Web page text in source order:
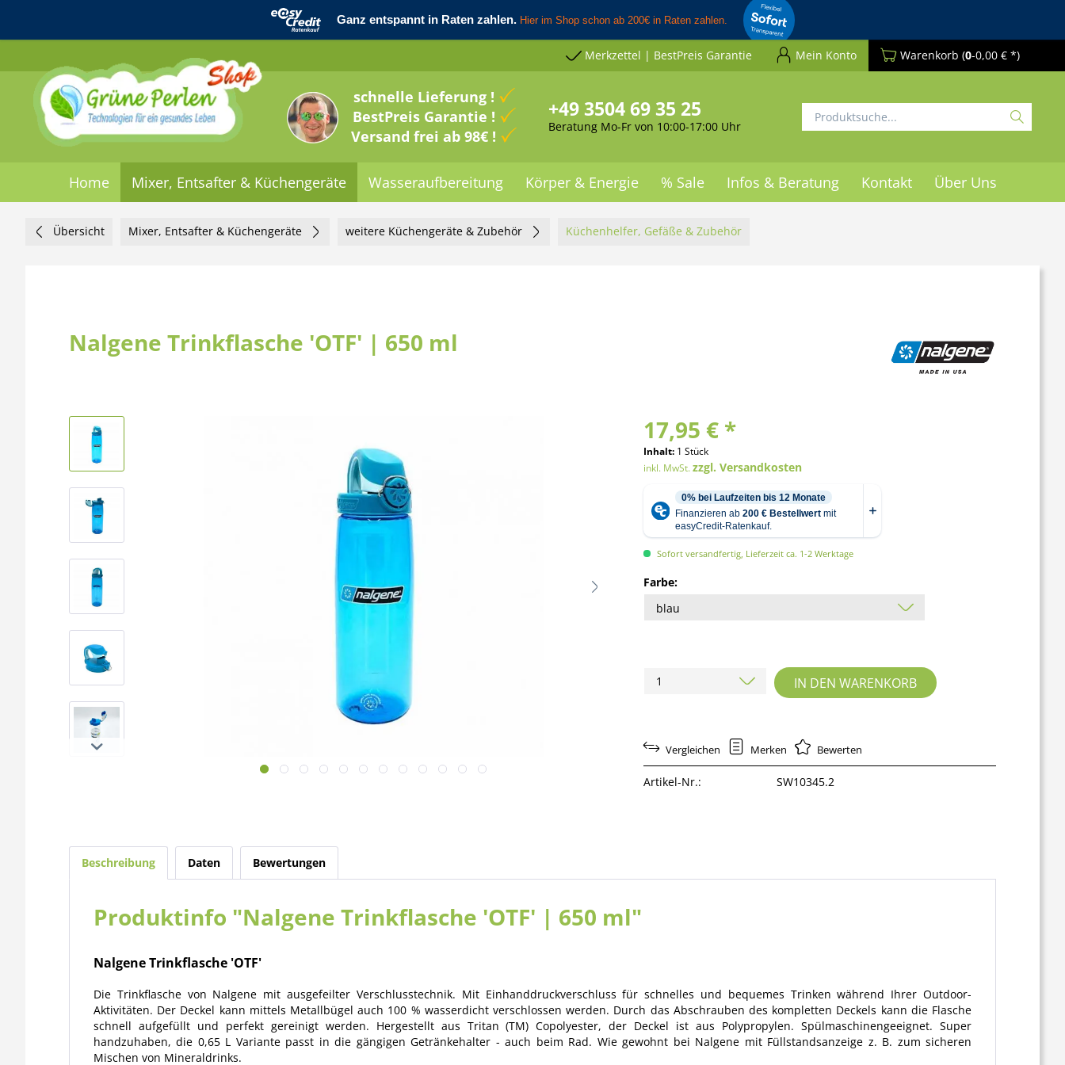
Merkzettel | BestPreis Garantie Mein Konto Warenkorb (0-0,00 € *)
schnelle Lieferung !
BestPreis Garantie !
Versand frei ab 98€ !
+49 3504 69 35 25
Beratung Mo-Fr von 10:00-17:00 Uhr
Home Mixer, Entsafter & Küchengeräte Wasseraufbereitung Körper & Energie % Sale Infos & Beratung Kontakt Über Uns
Übersicht Mixer, Entsafter & Küchengeräte weitere Küchengeräte & Zubehör Küchenhelfer, Gefäße & Zubehör
Nalgene Trinkflasche 'OTF' | 650 ml
17,95 € *
Inhalt: 1 Stück
inkl. MwSt.zzgl. Versandkosten
Sofort versandfertig, Lieferzeit ca. 1-2 Werktage
Farbe:
IN DEN WARENKORB
Vergleichen Merken Bewerten
Artikel-Nr.: SW10345.2
Beschreibung Daten Bewertungen
Produktinfo "Nalgene Trinkflasche 'OTF' | 650 ml"
Nalgene Trinkflasche 'OTF'
Die Trinkflasche von Nalgene mit ausgefeilter Verschlusstechnik. Mit Einhanddruckverschluss für schnelles und bequemes Trinken während Ihrer Outdoor-
Aktivitäten. Der Deckel kann mittels Metallbügel auch 100 % wasserdicht verschlossen werden. Durch das Abschrauben des kompletten Deckels kann die Flasche
schnell aufgefüllt und perfekt gereinigt werden. Hergestellt aus Tritan (TM) Copolyester, der Deckel ist aus Polypropylen. Spülmaschinengeeignet. Super
handzuhaben, die 0,65 L Variante passt in die gängigen Getränkehalter - auch beim Rad. Wie gewohnt bei Nalgene mit Füllstandsanzeige z. B. zum sicheren
Mischen von Mineraldrinks.